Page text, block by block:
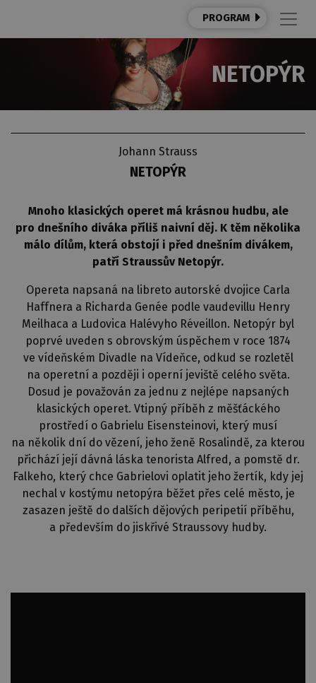
PROGRAM
NETOPÝR
Johann Strauss
NETOPÝR
Mnoho klasických operet má krásnou hudbu, ale
pro dnešního diváka příliš naivní děj. K těm několika
málo dílům, která obstojí i před dnešním divákem,
patří Straussův Netopýr.
Opereta napsaná na libreto autorské dvojice Carla
Haffnera a Richarda Genée podle vaudevillu Henry
Meilhaca a Ludovica Halévyho Réveillon. Netopýr byl
poprvé uveden s obrovským úspěchem v roce 1874
ve vídeňském Divadle na Vídeňce, odkud se rozletěl
na operetní a později i operní jeviště celého světa.
Dosud je považován za jednu z nejlépe napsaných
klasických operet. Vtipný příběh z měšťáckého
prostředí o Gabrielu Eisensteinovi, který musí
na několik dní do vězení, jeho ženě Rosalindě, za kterou
přichází její dávná láska tenorista Alfred, a pomstě dr.
Falkeho, který chce Gabrielovi oplatit jeho žertík, kdy jej
nechal v kostýmu netopýra běžet přes celé město, je
zasazen ještě do dalších dějových peripetií příběhu,
a především do jiskřivé Straussovy hudby.